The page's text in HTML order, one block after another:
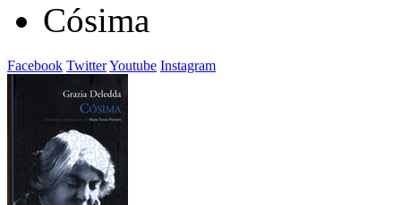
Cósima
Facebook TwitterYoutube Instagram